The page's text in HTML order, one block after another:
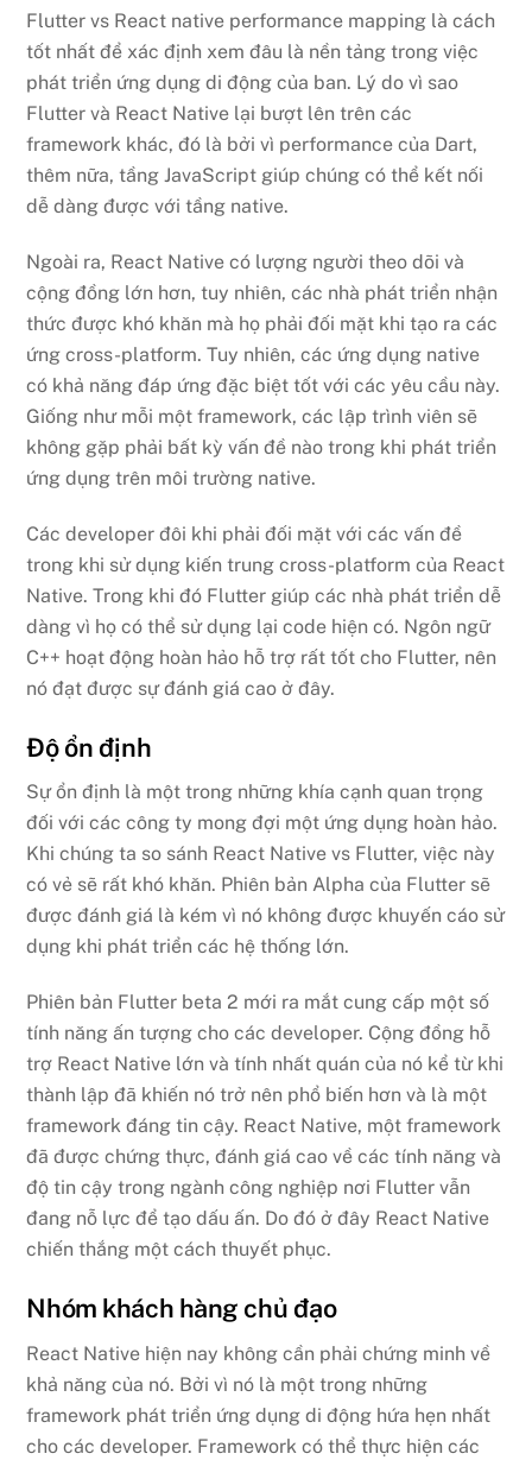
Flutter vs React native performance mapping là cách
tốt nhất để xác định xem đâu là nền tảng trong việc
phát triển ứng dụng di động của ban. Lý do vì sao
Flutter và React Native lại bượt lên trên các
framework khác, đó là bởi vì performance của Dart,
thêm nữa, tầng JavaScript giúp chúng có thể kết nối
dễ dàng được với tầng native.
Ngoài ra, React Native có lượng người theo dõi và
cộng đồng lớn hơn, tuy nhiên, các nhà phát triển nhận
thức được khó khăn mà họ phải đối mặt khi tạo ra các
ứng cross-platform. Tuy nhiên, các ứng dụng native
có khả năng đáp ứng đặc biệt tốt với các yêu cầu này.
Giống như mỗi một framework, các lập trình viên sẽ
không gặp phải bất kỳ vấn đề nào trong khi phát triển
ứng dụng trên môi trường native.
Các developer đôi khi phải đối mặt với các vấn đề
trong khi sử dụng kiến trung cross-platform của React
Native. Trong khi đó Flutter giúp các nhà phát triển dễ
dàng vì họ có thể sử dụng lại code hiện có. Ngôn ngữ
C++ hoạt động hoàn hảo hỗ trợ rất tốt cho Flutter, nên
nó đạt được sự đánh giá cao ở đây.
Độ ổn định
Sự ổn định là một trong những khía cạnh quan trọng
đối với các công ty mong đợi một ứng dụng hoàn hảo.
Khi chúng ta so sánh React Native vs Flutter, việc này
có vẻ sẽ rất khó khăn. Phiên bản Alpha của Flutter sẽ
được đánh giá là kém vì nó không được khuyến cáo sử
dụng khi phát triển các hệ thống lớn.
Phiên bản Flutter beta 2 mới ra mắt cung cấp một số
tính năng ấn tượng cho các developer. Cộng đồng hỗ
trợ React Native lớn và tính nhất quán của nó kể từ khi
thành lập đã khiến nó trở nên phổ biến hơn và là một
framework đáng tin cậy. React Native, một framework
đã được chứng thực, đánh giá cao về các tính năng và
độ tin cậy trong ngành công nghiệp nơi Flutter vẫn
đang nỗ lực để tạo dấu ấn. Do đó ở đây React Native
chiến thắng một cách thuyết phục.
Nhóm khách hàng chủ đạo
React Native hiện nay không cần phải chứng minh về
khả năng của nó. Bởi vì nó là một trong những
framework phát triển ứng dụng di động hứa hẹn nhất
cho các developer. Framework có thể thực hiện các